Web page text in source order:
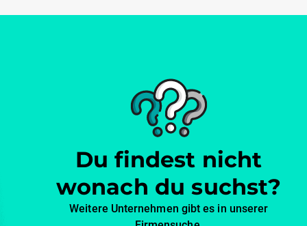
Du findest nicht
wonach du suchst?
Weitere Unternehmen gibt es in unserer